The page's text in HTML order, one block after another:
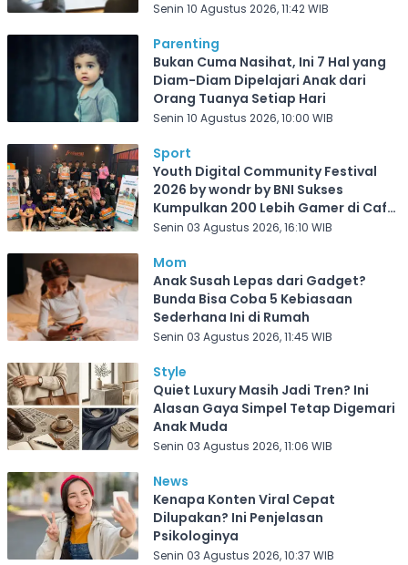
Senin 10 Agustus 2026, 11:42 WIB
Parenting
Bukan Cuma Nasihat, Ini 7 Hal yang
Diam-Diam Dipelajari Anak dari
Orang Tuanya Setiap Hari
Senin 10 Agustus 2026, 10:00 WIB
Sport
Youth Digital Community Festival
2026 by wondr by BNI Sukses
Kumpulkan 200 Lebih Gamer di Cafe
Frekuensi Depok
Senin 03 Agustus 2026, 16:10 WIB
Mom
Anak Susah Lepas dari Gadget?
Bunda Bisa Coba 5 Kebiasaan
Sederhana Ini di Rumah
Senin 03 Agustus 2026, 11:45 WIB
Style
Quiet Luxury Masih Jadi Tren? Ini
Alasan Gaya Simpel Tetap Digemari
Anak Muda
Senin 03 Agustus 2026, 11:06 WIB
News
Kenapa Konten Viral Cepat
Dilupakan? Ini Penjelasan
Psikologinya
Senin 03 Agustus 2026, 10:37 WIB